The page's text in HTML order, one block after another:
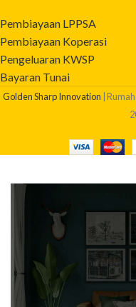
Pembiayaan LPPSA
Pembiayaan Koperasi
Pengeluaran KWSP
Bayaran Tunai
Golden Sharp Innovation | Rumah
BERAPAKAH
Dapatkan quotation